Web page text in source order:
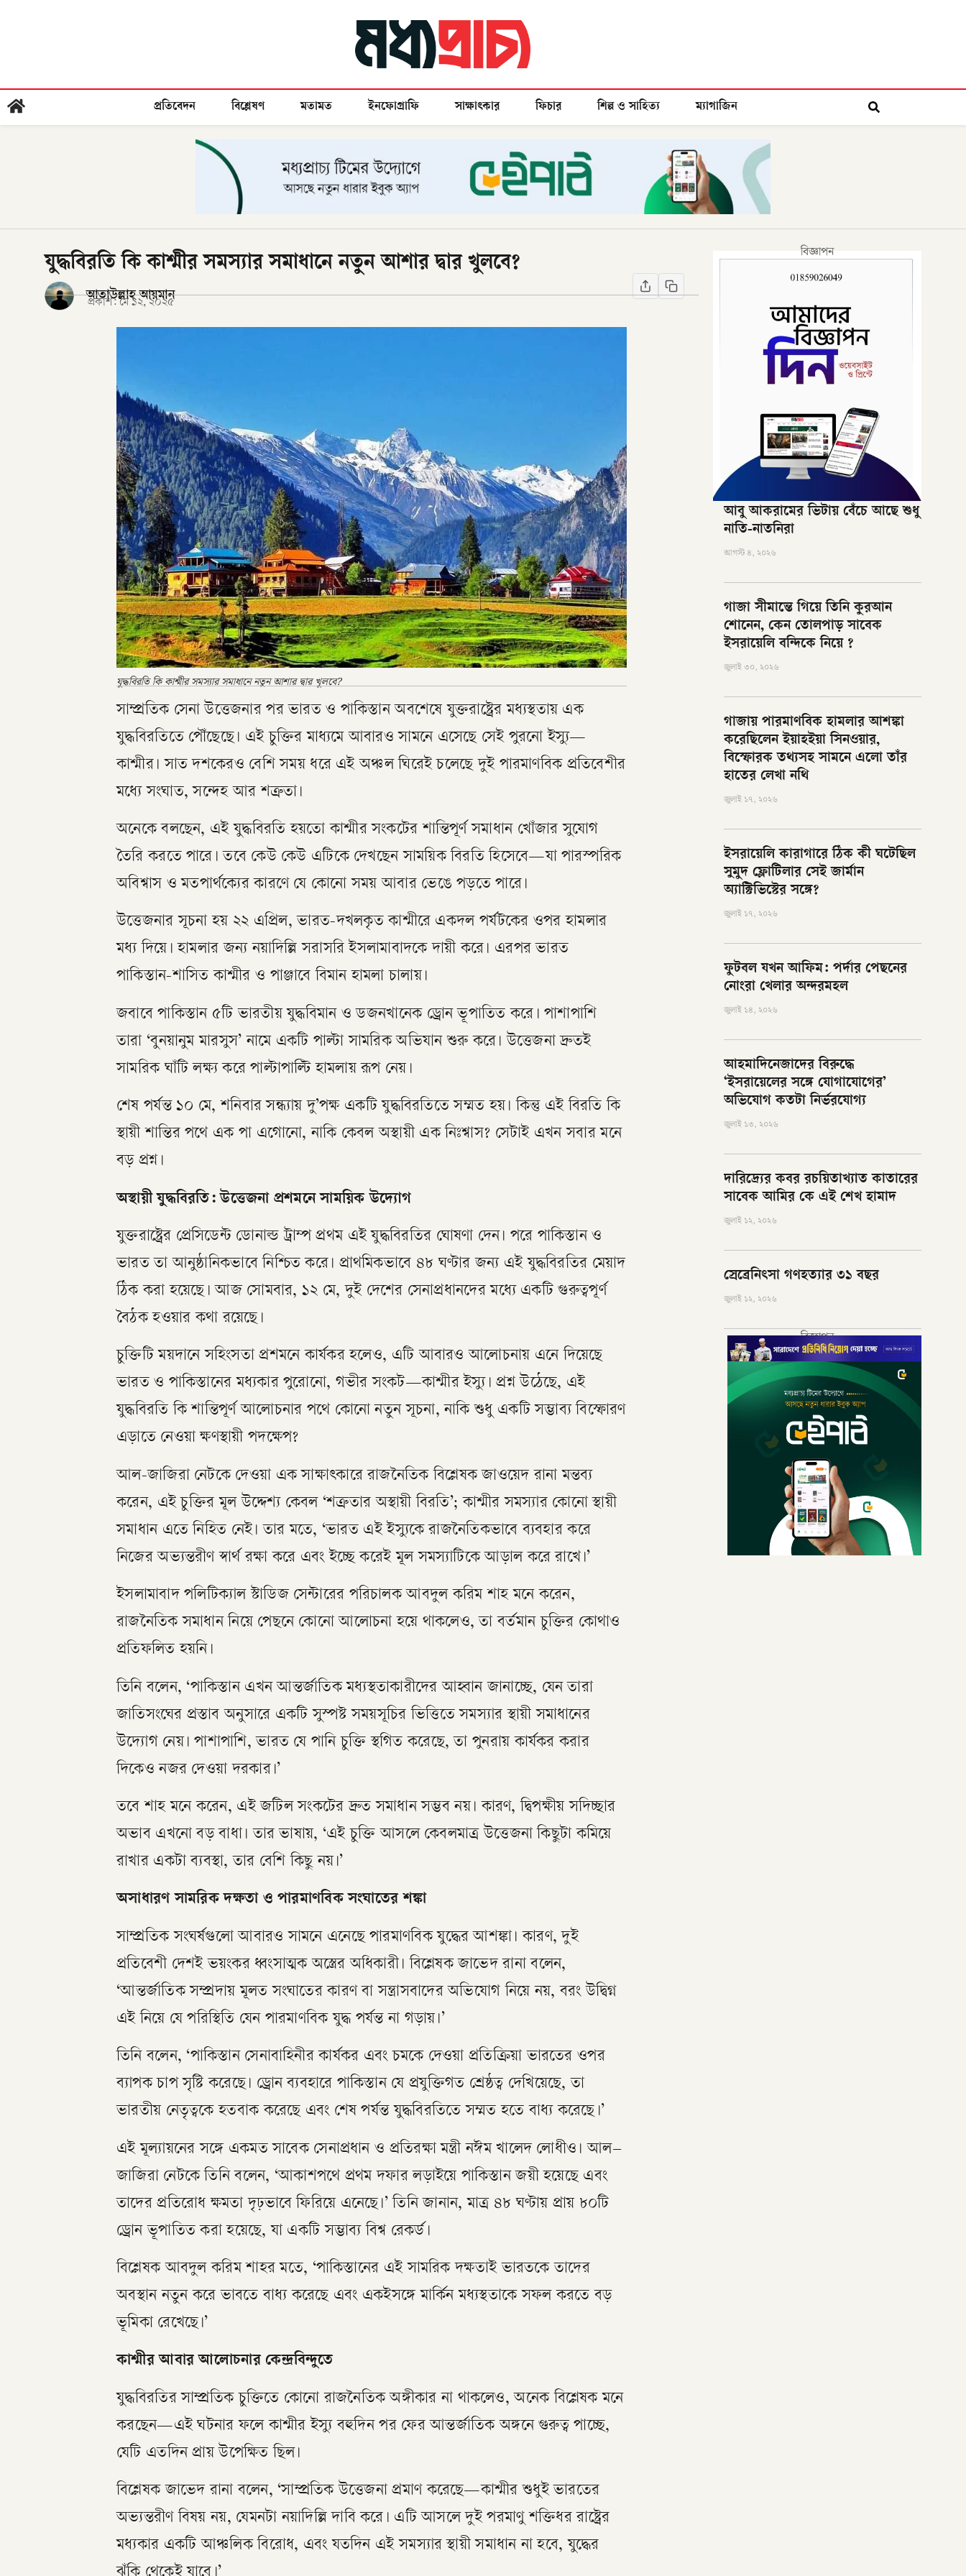
প্রতিবেদন বিশ্লেষণ মতামত ইনফোগ্রাফি সাক্ষাৎকার ফিচার শিল্প ও সাহিত্য ম্যাগাজিন
যুদ্ধবিরতি কি কাশ্মীর সমস্যার সমাধানে নতুন আশার দ্বার খুলবে?
আতাউল্লাহ আয়মান
প্রকাশ: মে ১২, ২০২৫
যুদ্ধবিরতি কি কাশ্মীর সমস্যার সমাধানে নতুন আশার দ্বার খুলবে?
সাম্প্রতিক সেনা উত্তেজনার পর ভারত ও পাকিস্তান অবশেষে যুক্তরাষ্ট্রের মধ্যস্থতায় এক
যুদ্ধবিরতিতে পৌঁছেছে। এই চুক্তির মাধ্যমে আবারও সামনে এসেছে সেই পুরনো ইস্যু—
কাশ্মীর। সাত দশকেরও বেশি সময় ধরে এই অঞ্চল ঘিরেই চলেছে দুই পারমাণবিক প্রতিবেশীর
মধ্যে সংঘাত, সন্দেহ আর শত্রুতা।
অনেকে বলছেন, এই যুদ্ধবিরতি হয়তো কাশ্মীর সংকটের শান্তিপূর্ণ সমাধান খোঁজার সুযোগ
তৈরি করতে পারে। তবে কেউ কেউ এটিকে দেখছেন সাময়িক বিরতি হিসেবে—যা পারস্পরিক
অবিশ্বাস ও মতপার্থক্যের কারণে যে কোনো সময় আবার ভেঙে পড়তে পারে।
উত্তেজনার সূচনা হয় ২২ এপ্রিল, ভারত-দখলকৃত কাশ্মীরে একদল পর্যটকের ওপর হামলার
মধ্য দিয়ে। হামলার জন্য নয়াদিল্লি সরাসরি ইসলামাবাদকে দায়ী করে। এরপর ভারত
পাকিস্তান-শাসিত কাশ্মীর ও পাঞ্জাবে বিমান হামলা চালায়।
জবাবে পাকিস্তান ৫টি ভারতীয় যুদ্ধবিমান ও ডজনখানেক ড্রোন ভূপাতিত করে। পাশাপাশি
তারা ‘বুনয়ানুম মারসুস’ নামে একটি পাল্টা সামরিক অভিযান শুরু করে। উত্তেজনা দ্রুতই
সামরিক ঘাঁটি লক্ষ্য করে পাল্টাপাল্টি হামলায় রূপ নেয়।
শেষ পর্যন্ত ১০ মে, শনিবার সন্ধ্যায় দু’পক্ষ একটি যুদ্ধবিরতিতে সম্মত হয়। কিন্তু এই বিরতি কি
স্থায়ী শান্তির পথে এক পা এগোনো, নাকি কেবল অস্থায়ী এক নিঃশ্বাস? সেটাই এখন সবার মনে
বড় প্রশ্ন।
অস্থায়ী যুদ্ধবিরতি: উত্তেজনা প্রশমনে সাময়িক উদ্যোগ
যুক্তরাষ্ট্রের প্রেসিডেন্ট ডোনাল্ড ট্রাম্প প্রথম এই যুদ্ধবিরতির ঘোষণা দেন। পরে পাকিস্তান ও
ভারত তা আনুষ্ঠানিকভাবে নিশ্চিত করে। প্রাথমিকভাবে ৪৮ ঘণ্টার জন্য এই যুদ্ধবিরতির মেয়াদ
ঠিক করা হয়েছে। আজ সোমবার, ১২ মে, দুই দেশের সেনাপ্রধানদের মধ্যে একটি গুরুত্বপূর্ণ
বৈঠক হওয়ার কথা রয়েছে।
চুক্তিটি ময়দানে সহিংসতা প্রশমনে কার্যকর হলেও, এটি আবারও আলোচনায় এনে দিয়েছে
ভারত ও পাকিস্তানের মধ্যকার পুরোনো, গভীর সংকট—কাশ্মীর ইস্যু। প্রশ্ন উঠেছে, এই
যুদ্ধবিরতি কি শান্তিপূর্ণ আলোচনার পথে কোনো নতুন সূচনা, নাকি শুধু একটি সম্ভাব্য বিস্ফোরণ
এড়াতে নেওয়া ক্ষণস্থায়ী পদক্ষেপ?
আল-জাজিরা নেটকে দেওয়া এক সাক্ষাৎকারে রাজনৈতিক বিশ্লেষক জাওয়েদ রানা মন্তব্য
করেন, এই চুক্তির মূল উদ্দেশ্য কেবল ‘শত্রুতার অস্থায়ী বিরতি’; কাশ্মীর সমস্যার কোনো স্থায়ী
সমাধান এতে নিহিত নেই। তার মতে, ‘ভারত এই ইস্যুকে রাজনৈতিকভাবে ব্যবহার করে
নিজের অভ্যন্তরীণ স্বার্থ রক্ষা করে এবং ইচ্ছে করেই মূল সমস্যাটিকে আড়াল করে রাখে।’
ইসলামাবাদ পলিটিক্যাল স্টাডিজ সেন্টারের পরিচালক আবদুল করিম শাহ মনে করেন,
রাজনৈতিক সমাধান নিয়ে পেছনে কোনো আলোচনা হয়ে থাকলেও, তা বর্তমান চুক্তির কোথাও
প্রতিফলিত হয়নি।
তিনি বলেন, ‘পাকিস্তান এখন আন্তর্জাতিক মধ্যস্থতাকারীদের আহ্বান জানাচ্ছে, যেন তারা
জাতিসংঘের প্রস্তাব অনুসারে একটি সুস্পষ্ট সময়সূচির ভিত্তিতে সমস্যার স্থায়ী সমাধানের
উদ্যোগ নেয়। পাশাপাশি, ভারত যে পানি চুক্তি স্থগিত করেছে, তা পুনরায় কার্যকর করার
দিকেও নজর দেওয়া দরকার।’
তবে শাহ মনে করেন, এই জটিল সংকটের দ্রুত সমাধান সম্ভব নয়। কারণ, দ্বিপক্ষীয় সদিচ্ছার
অভাব এখনো বড় বাধা। তার ভাষায়, ‘এই চুক্তি আসলে কেবলমাত্র উত্তেজনা কিছুটা কমিয়ে
রাখার একটা ব্যবস্থা, তার বেশি কিছু নয়।’
অসাধারণ সামরিক দক্ষতা ও পারমাণবিক সংঘাতের শঙ্কা
সাম্প্রতিক সংঘর্ষগুলো আবারও সামনে এনেছে পারমাণবিক যুদ্ধের আশঙ্কা। কারণ, দুই
প্রতিবেশী দেশই ভয়ংকর ধ্বংসাত্মক অস্ত্রের অধিকারী। বিশ্লেষক জাভেদ রানা বলেন,
‘আন্তর্জাতিক সম্প্রদায় মূলত সংঘাতের কারণ বা সন্ত্রাসবাদের অভিযোগ নিয়ে নয়, বরং উদ্বিগ্ন
এই নিয়ে যে পরিস্থিতি যেন পারমাণবিক যুদ্ধ পর্যন্ত না গড়ায়।’
তিনি বলেন, ‘পাকিস্তান সেনাবাহিনীর কার্যকর এবং চমকে দেওয়া প্রতিক্রিয়া ভারতের ওপর
ব্যাপক চাপ সৃষ্টি করেছে। ড্রোন ব্যবহারে পাকিস্তান যে প্রযুক্তিগত শ্রেষ্ঠত্ব দেখিয়েছে, তা
ভারতীয় নেতৃত্বকে হতবাক করেছে এবং শেষ পর্যন্ত যুদ্ধবিরতিতে সম্মত হতে বাধ্য করেছে।’
এই মূল্যায়নের সঙ্গে একমত সাবেক সেনাপ্রধান ও প্রতিরক্ষা মন্ত্রী নঈম খালেদ লোধীও। আল–
জাজিরা নেটকে তিনি বলেন, ‘আকাশপথে প্রথম দফার লড়াইয়ে পাকিস্তান জয়ী হয়েছে এবং
তাদের প্রতিরোধ ক্ষমতা দৃঢ়ভাবে ফিরিয়ে এনেছে।’ তিনি জানান, মাত্র ৪৮ ঘণ্টায় প্রায় ৮০টি
ড্রোন ভূপাতিত করা হয়েছে, যা একটি সম্ভাব্য বিশ্ব রেকর্ড।
বিশ্লেষক আবদুল করিম শাহর মতে, ‘পাকিস্তানের এই সামরিক দক্ষতাই ভারতকে তাদের
অবস্থান নতুন করে ভাবতে বাধ্য করেছে এবং একইসঙ্গে মার্কিন মধ্যস্থতাকে সফল করতে বড়
ভূমিকা রেখেছে।’
কাশ্মীর আবার আলোচনার কেন্দ্রবিন্দুতে
যুদ্ধবিরতির সাম্প্রতিক চুক্তিতে কোনো রাজনৈতিক অঙ্গীকার না থাকলেও, অনেক বিশ্লেষক মনে
করছেন—এই ঘটনার ফলে কাশ্মীর ইস্যু বহুদিন পর ফের আন্তর্জাতিক অঙ্গনে গুরুত্ব পাচ্ছে,
যেটি এতদিন প্রায় উপেক্ষিত ছিল।
বিশ্লেষক জাভেদ রানা বলেন, ‘সাম্প্রতিক উত্তেজনা প্রমাণ করেছে—কাশ্মীর শুধুই ভারতের
অভ্যন্তরীণ বিষয় নয়, যেমনটা নয়াদিল্লি দাবি করে। এটি আসলে দুই পরমাণু শক্তিধর রাষ্ট্রের
মধ্যকার একটি আঞ্চলিক বিরোধ, এবং যতদিন এই সমস্যার স্থায়ী সমাধান না হবে, যুদ্ধের
বিজ্ঞাপন
আবু আকরামের ভিটায় বেঁচে আছে শুধু
নাতি-নাতনিরা
আগস্ট ৪, ২০২৬
গাজা সীমান্তে গিয়ে তিনি কুরআন
শোনেন, কেন তোলপাড় সাবেক
ইসরায়েলি বন্দিকে নিয়ে ?
জুলাই ৩০, ২০২৬
গাজায় পারমাণবিক হামলার আশঙ্কা
করেছিলেন ইয়াহইয়া সিনওয়ার,
বিস্ফোরক তথ্যসহ সামনে এলো তাঁর
হাতের লেখা নথি
জুলাই ১৭, ২০২৬
ইসরায়েলি কারাগারে ঠিক কী ঘটেছিল
সুমুদ ফ্লোটিলার সেই জার্মান
অ্যাক্টিভিস্টের সঙ্গে?
জুলাই ১৭, ২০২৬
ফুটবল যখন আফিম: পর্দার পেছনের
নোংরা খেলার অন্দরমহল
জুলাই ১৪, ২০২৬
আহমাদিনেজাদের বিরুদ্ধে
‘ইসরায়েলের সঙ্গে যোগাযোগের’
অভিযোগ কতটা নির্ভরযোগ্য
জুলাই ১৩, ২০২৬
দারিদ্র্যের কবর রচয়িতাখ্যাত কাতারের
সাবেক আমির কে এই শেখ হামাদ
জুলাই ১২, ২০২৬
স্রেব্রেনিৎসা গণহত্যার ৩১ বছর
জুলাই ১২, ২০২৬
বিজ্ঞাপন